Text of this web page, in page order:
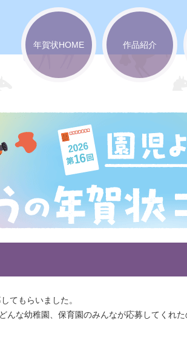
年賀状HOME 作品紹介
てもらいました。
んな幼稚園、保育園のみんなが応募してくれた